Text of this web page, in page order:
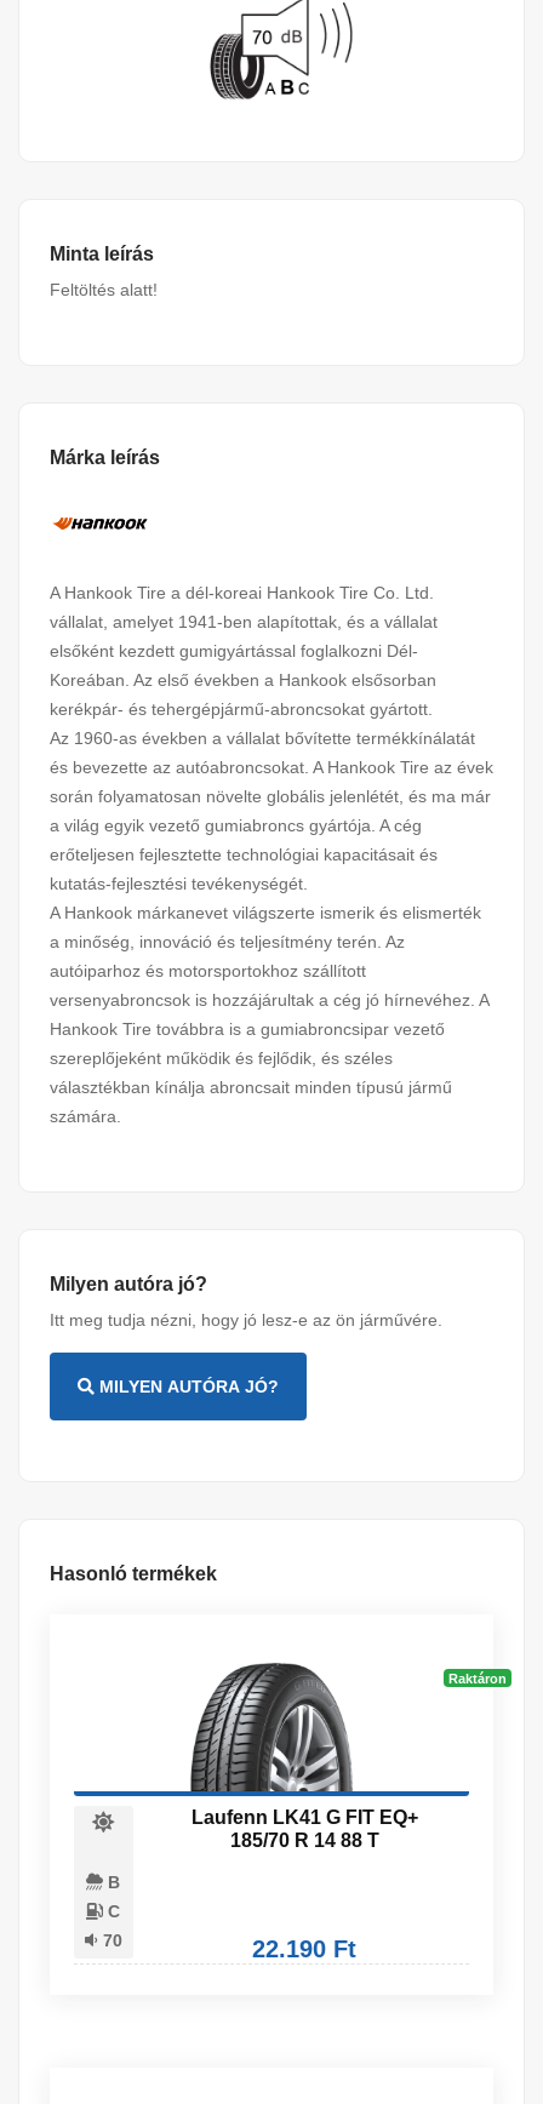
Minta leírás
Feltöltés alatt!
Márka leírás
A Hankook Tire a dél-koreai Hankook Tire Co. Ltd.
vállalat, amelyet 1941-ben alapítottak, és a vállalat
elsőként kezdett gumigyártással foglalkozni Dél-
Koreában. Az első években a Hankook elsősorban
kerékpár- és tehergépjármű-abroncsokat gyártott.
Az 1960-as években a vállalat bővítette termékkínálatát
és bevezette az autóabroncsokat. A Hankook Tire az évek
során folyamatosan növelte globális jelenlétét, és ma már
a világ egyik vezető gumiabroncs gyártója. A cég
erőteljesen fejlesztette technológiai kapacitásait és
kutatás-fejlesztési tevékenységét.
A Hankook márkanevet világszerte ismerik és elismerték
a minőség, innováció és teljesítmény terén. Az
autóiparhoz és motorsportokhoz szállított
versenyabroncsok is hozzájárultak a cég jó hírnevéhez. A
Hankook Tire továbbra is a gumiabroncsipar vezető
szereplőjeként működik és fejlődik, és széles
választékban kínálja abroncsait minden típusú jármű
számára.
Milyen autóra jó?
Itt meg tudja nézni, hogy jó lesz-e az ön járművére.
MILYEN AUTÓRA JÓ?
Hasonló termékek
Raktáron
B
C
70
Laufenn LK41 G FIT EQ+
185/70 R 14 88 T
22.190 Ft